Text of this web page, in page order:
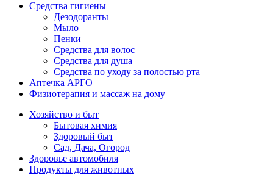
Средства гигиены
Дезодоранты
Мыло
Пенки
Средства для волос
Средства для душа
Средства по уходу за полостью рта
Аптечка АРГО
Физиотерапия и массаж на дому
Хозяйство и быт
Бытовая химия
Здоровый быт
Сад, Дача, Огород
Здоровье автомобиля
Продукты для животных